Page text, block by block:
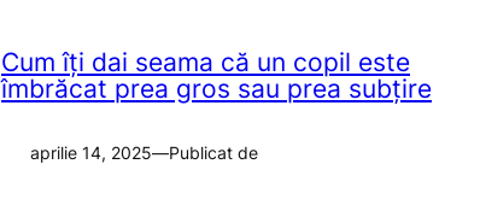
Cum îți dai seama că un copil este
îmbrăcat prea gros sau prea subțire
aprilie 14, 2025—Publicat de